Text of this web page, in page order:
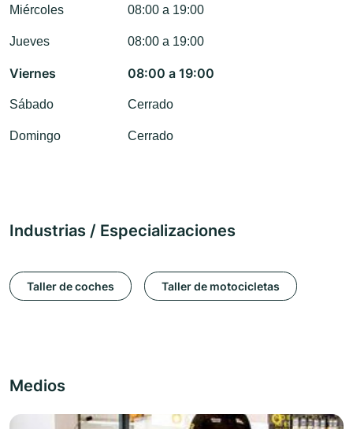
Miércoles 08:00 a 19:00
Jueves 08:00 a 19:00
Viernes 08:00 a 19:00
Sábado Cerrado
Domingo Cerrado
Industrias / Especializaciones
Taller de coches Taller de motocicletas
Medios